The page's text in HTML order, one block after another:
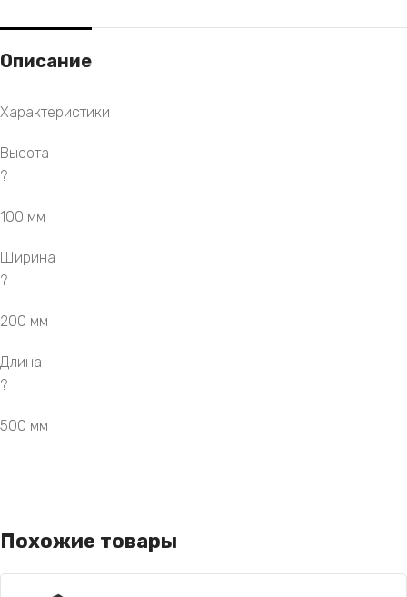
Описание
Характеристики
Высота
?
100 мм
Ширина
?
200 мм
Длина
?
500 мм
Похожие товары